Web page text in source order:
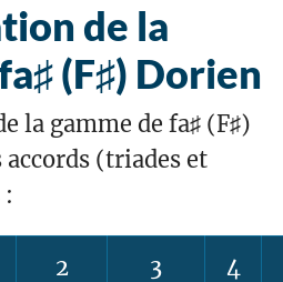
de la
(F♯) Dorien
la gamme de fa♯ (F♯)
(triades et
2 3 4